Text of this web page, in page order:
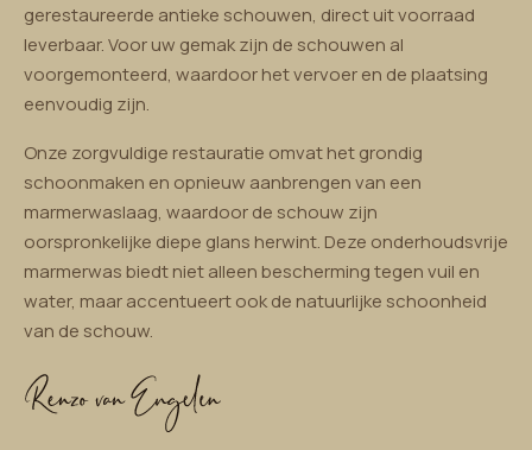
gerestaureerde antieke schouwen, direct uit voorraad
leverbaar. Voor uw gemak zijn de schouwen al
voorgemonteerd, waardoor het vervoer en de plaatsing
eenvoudig zijn.
Onze zorgvuldige restauratie omvat het grondig
schoonmaken en opnieuw aanbrengen van een
marmerwaslaag, waardoor de schouw zijn
oorspronkelijke diepe glans herwint. Deze onderhoudsvrije
marmerwas biedt niet alleen bescherming tegen vuil en
water, maar accentueert ook de natuurlijke schoonheid
van de schouw.